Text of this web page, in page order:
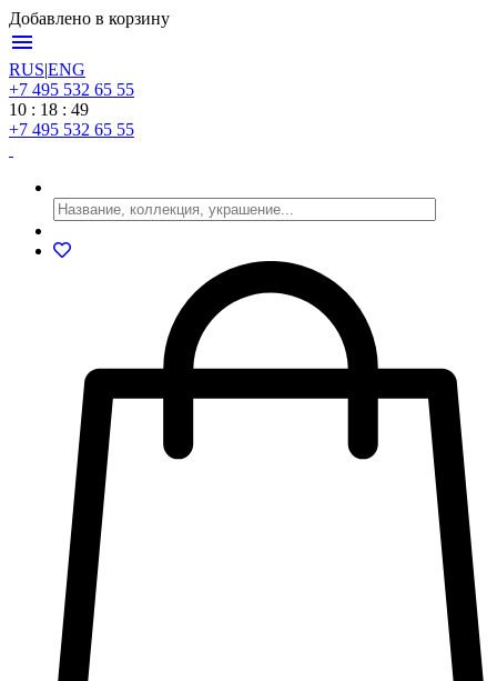
Добавлено в корзину
menu
RUS|ENG
+7 495 532 65 55
10 : 18 : 49
+7 495 532 65 55